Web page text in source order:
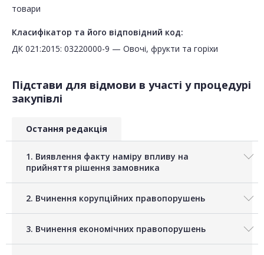
товари
Класифікатор та його відповідний код:
ДК 021:2015: 03220000-9 — Овочі, фрукти та горіхи
Підстави для відмови в участі у процедурі
закупівлі
Остання редакція
1. Виявлення факту наміру впливу на
прийняття рішення замовника
2. Вчинення корупційних правопорушень
3. Вчинення економічних правопорушень